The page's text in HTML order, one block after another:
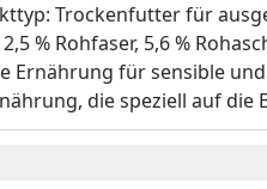
Trockenfutter für
2,5 % Rohfaser, 5,6 %
Ernährung für sensible
die speziell auf